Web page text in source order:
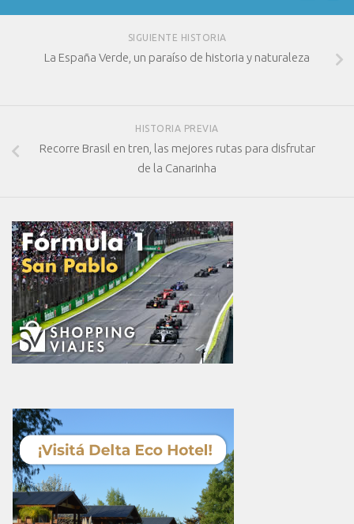
SIGUIENTE HISTORIA
La España Verde, un paraíso de historia y naturaleza
HISTORIA PREVIA
Recorre Brasil en tren, las mejores rutas para disfrutar
de la Canarinha